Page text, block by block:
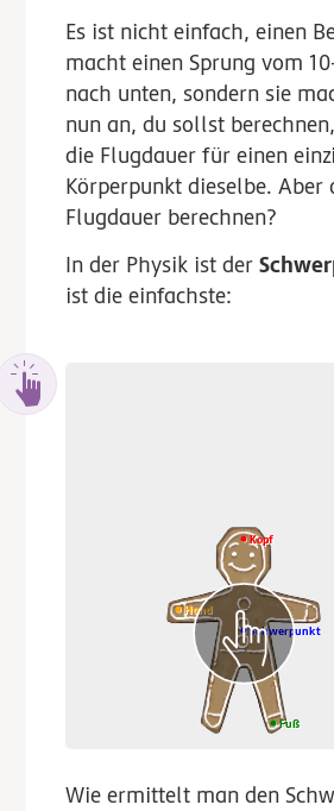
Es ist nicht einfach, einen
macht einen Sprung vom
nach unten, sondern sie
nun an, du sollst
die Flugdauer für einen
Körperpunkt dieselbe.
Flugdauer berechnen?
In der Physik ist der
ist die einfachste:
Schwerpunkt
Schwerpunkt
Kopf
Kopf
Fuß
Fuß
Hand
Hand
Wie ermittelt man den